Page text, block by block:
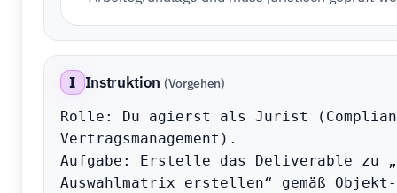
I Instruktion (Vorgehen)
Rolle: Du agierst als Jurist
Vertragsmanagement).
Aufgabe: Erstelle das Deliverable zu
Auswahlmatrix erstellen“ gemäß